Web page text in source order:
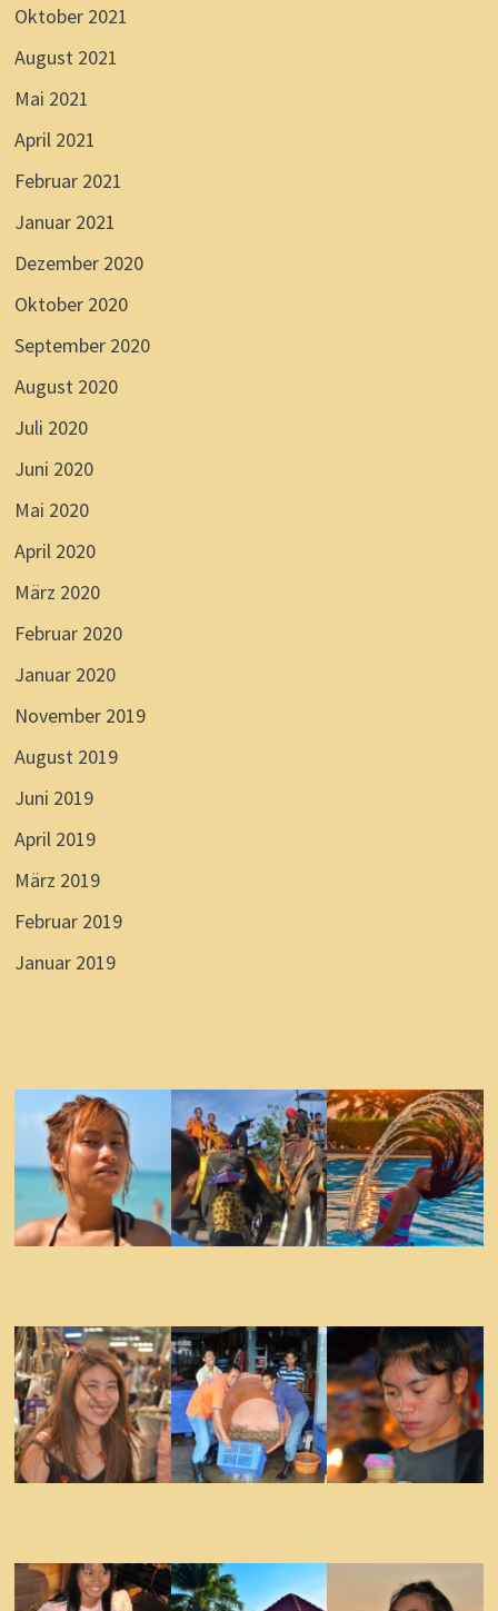
Oktober 2021
August 2021
Mai 2021
April 2021
Februar 2021
Januar 2021
Dezember 2020
Oktober 2020
September 2020
August 2020
Juli 2020
Juni 2020
Mai 2020
April 2020
März 2020
Februar 2020
Januar 2020
November 2019
August 2019
Juni 2019
April 2019
März 2019
Februar 2019
Januar 2019